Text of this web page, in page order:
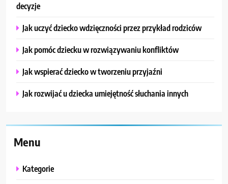
decyzje
Jak uczyć dziecko wdzięczności przez przykład rodziców
Jak pomóc dziecku w rozwiązywaniu konfliktów
Jak wspierać dziecko w tworzeniu przyjaźni
Jak rozwijać u dziecka umiejętność słuchania innych
Menu
Kategorie